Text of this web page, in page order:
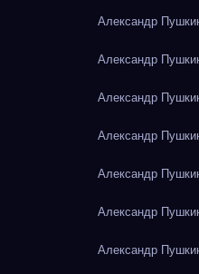
Александр
Александр
Александр
Александр
Александр
Александр
Александр